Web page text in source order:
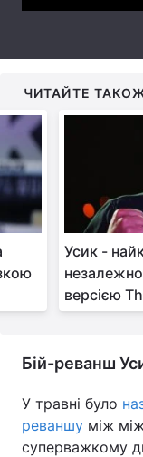
Тема
ЧИТАЙТЕ
Усик -
незалежно
версією
Бій-реванш
У травні було
реваншу між
суперважкому